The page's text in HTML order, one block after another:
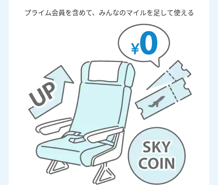
プライム会員を含めて、みんなのマイルを足して使える